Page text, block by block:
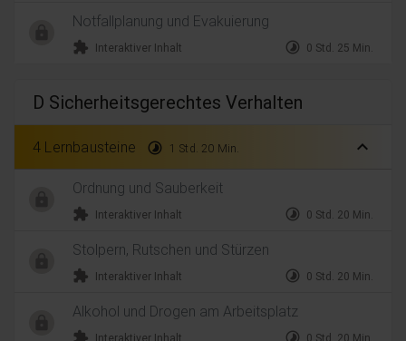
Notfallplanung und Evakuierung
extension Interaktiver Inhalt timelapse 0 Std. 25 Min.
D Sicherheitsgerechtes Verhalten
4 Lernbausteine timelapse 1 Std. 20 Min. expand_less
Ordnung und Sauberkeit
extension Interaktiver Inhalt timelapse 0 Std. 20 Min.
Stolpern, Rutschen und Stürzen
extension Interaktiver Inhalt timelapse 0 Std. 20 Min.
Alkohol und Drogen am Arbeitsplatz
extension Interaktiver Inhalt timelapse 0 Std. 20 Min.